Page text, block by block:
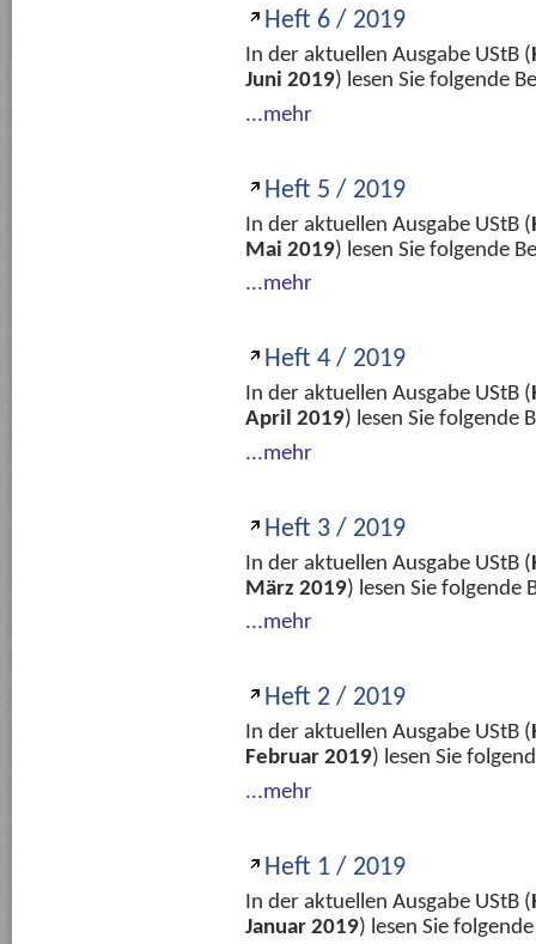
Heft 6 / 2019
In der aktuellen Ausgabe UStB (
Juni 2019) lesen Sie folgende
...mehr
Heft 5 / 2019
In der aktuellen Ausgabe UStB (
Mai 2019) lesen Sie folgende
...mehr
Heft 4 / 2019
In der aktuellen Ausgabe UStB (
April 2019) lesen Sie folgende
...mehr
Heft 3 / 2019
In der aktuellen Ausgabe UStB (
März 2019) lesen Sie folgende
...mehr
Heft 2 / 2019
In der aktuellen Ausgabe UStB (
Februar 2019) lesen Sie
...mehr
Heft 1 / 2019
In der aktuellen Ausgabe UStB (
Januar 2019) lesen Sie